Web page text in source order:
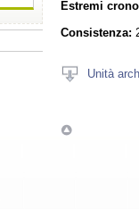
Estremi
Consistenza:
Unità